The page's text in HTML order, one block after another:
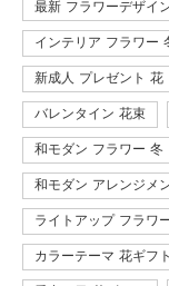
最新 フラワーデザイ
インテリア フラワー
新成人 プレゼント 花
バレンタイン 花束
和モダン フラワー 冬
和モダン アレンジメ
ライトアップ フラワ
カラーテーマ 花ギフト